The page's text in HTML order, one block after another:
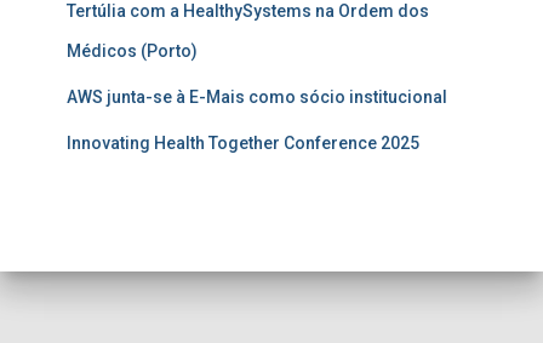
Tertúlia com a HealthySystems na Ordem dos
Médicos (Porto)
AWS junta-se à E-Mais como sócio institucional
Innovating Health Together Conference 2025